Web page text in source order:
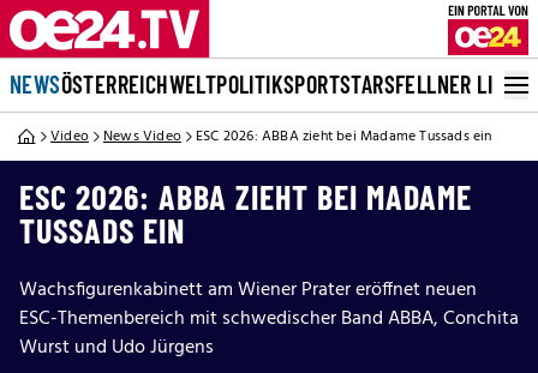
NEWSÖSTERREICHWELTPOLITIKSPORTSTARSFELLNER LIVE
Video News Video ESC 2026: ABBA zieht bei Madame Tussads ein
ESC 2026: ABBA ZIEHT BEI MADAME
TUSSADS EIN
Wachsfigurenkabinett am Wiener Prater eröffnet neuen
ESC-Themenbereich mit schwedischer Band ABBA, Conchita
Wurst und Udo Jürgens